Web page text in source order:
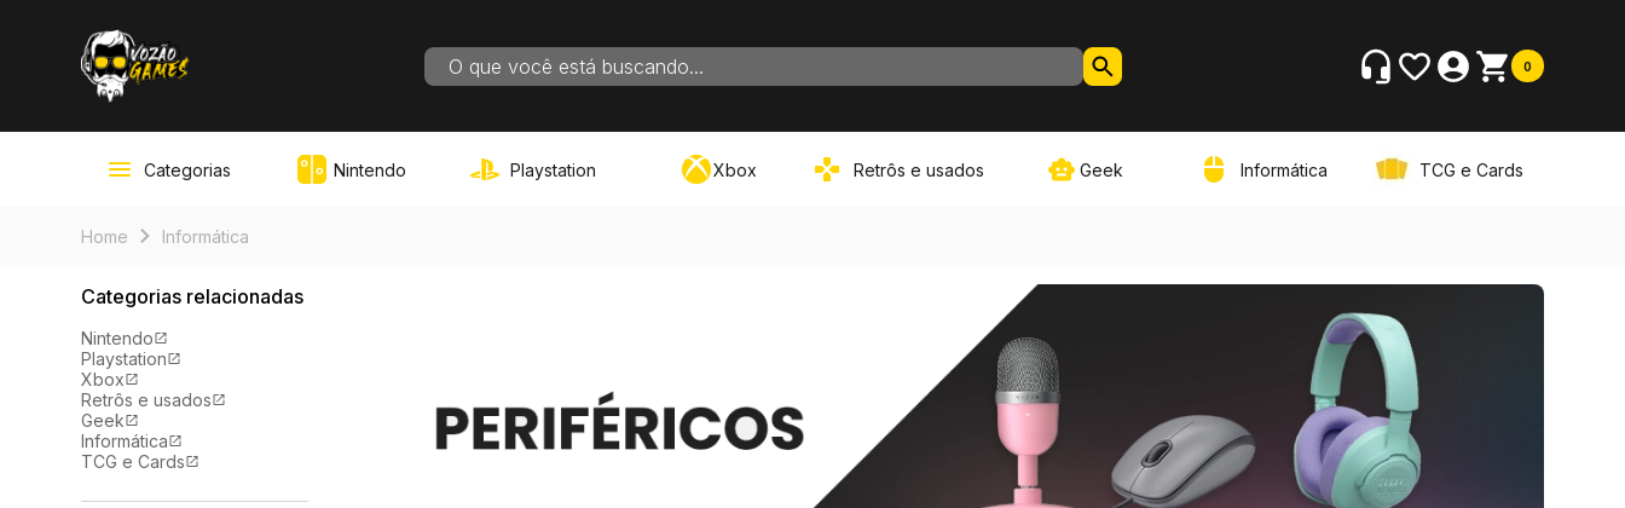
RESULTADOS PARA SUA BUSCA
0
Categorias Nintendo Playstation Xbox Retrôs e usados Geek Informática TCG e Cards
Home Informática
Categorias relacionadas
Nintendo
Playstation
Xbox
Retrôs e usados
Geek
Informática
TCG e Cards